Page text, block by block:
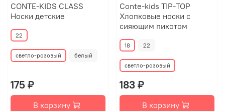
CONTE-KIDS CLASS
Носки детские
22
светло-розовый белый
175 ₽
В корзину
Conte-kids TIP-TOP
Хлопковые носки с
сияющим пикотом
18 22
светло-розовый
183 ₽
В корзину